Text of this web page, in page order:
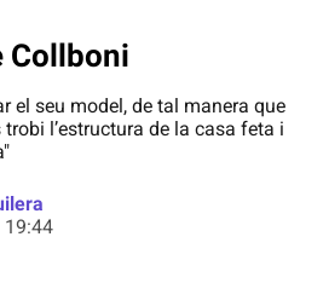
Collboni
el seu model, de tal manera que
l’estructura de la casa feta i